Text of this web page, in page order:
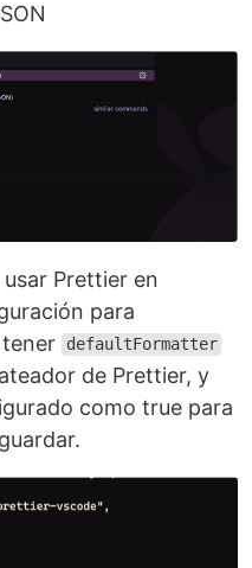
Prettier en
para
defaultFormatter
de Prettier, y
como true para